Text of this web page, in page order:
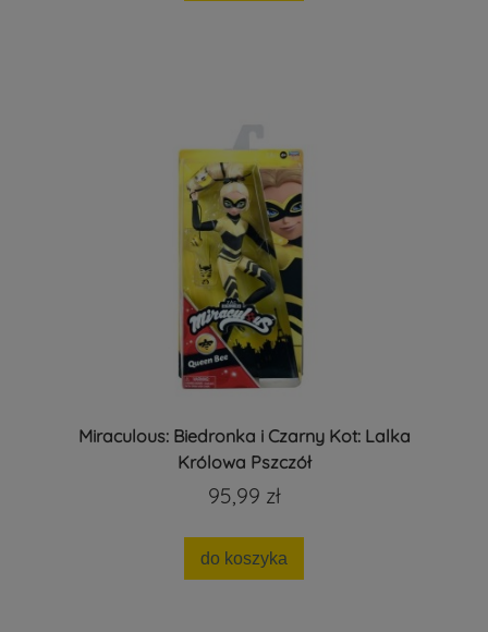
Miraculous: Biedronka i Czarny Kot: Lalka
Królowa Pszczół
95,99 zł
do koszyka